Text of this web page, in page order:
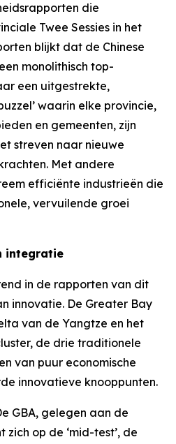
die
Twee Sessies in het
blijkt dat de Chinese
monolithisch top-
een uitgestrekte,
waarin elke provincie,
en gemeenten, zijn
streven naar nieuwe
Met andere
efficiënte industrieën die
vervuilende groei
integratie
in de rapporten van dit
innovatie. De Greater Bay
van de Yangtze en het
de drie traditionele
van puur economische
innovatieve knooppunten.
GBA, gelegen aan de
zich op de ‘mid-test’, de